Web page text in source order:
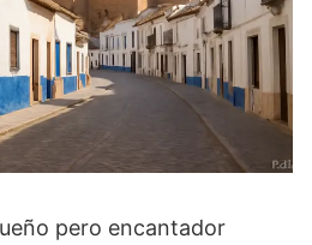
pero encantador